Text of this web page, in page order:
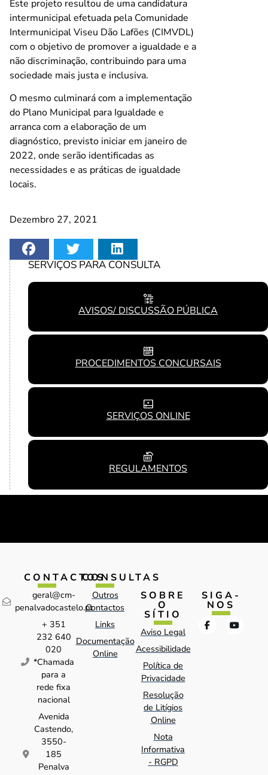
Este projeto resultou de uma candidatura
intermunicipal efetuada pela Comunidade
Intermunicipal Viseu Dão Lafões (CIMVDL)
com o objetivo de promover a igualdade e a
não discriminação, contribuindo para uma
sociedade mais justa e inclusiva.
O mesmo culminará com a implementação
do Plano Municipal para Igualdade e
arranca com a elaboração de um
diagnóstico, previsto iniciar em janeiro de
2022, onde serão identificadas as
necessidades e as práticas de igualdade
locais.
Dezembro 27, 2021
SERVIÇOS PARA CONSULTA
AVISOS/ DISCUSSÃO PÚBLICA
PROCEDIMENTOS CONCURSAIS
SERVIÇOS ONLINE
REGULAMENTOS
CONTACTOS
geral@cm-
penalvadocastelo.pt
+ 351
232 640
020
*Chamada
para a
rede fixa
nacional
Avenida
Castendo,
3550-
185
Penalva
CONSULTAS
Outros
Contactos
Links
Documentação
Online
SOBRE
O
SÍTIO
Aviso Legal
Acessibilidade
Política de
Privacidade
Resolução
de Litígios
Online
Nota
Informativa
- RGPD
SIGA-
NOS